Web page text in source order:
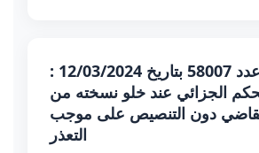
قرار تعقيبي عدد 58007 بتاريخ 12/03/2024 :
الجزائي عند خلو نسخته من
دون التنصيص على موجب
التعذر